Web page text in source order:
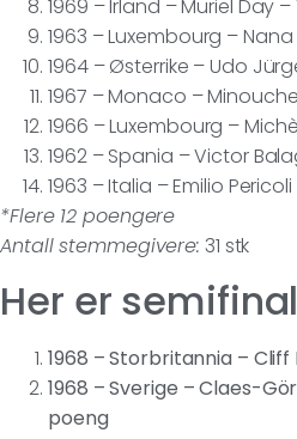
1969 – Irland – Muriel Day
1963 – Luxembourg –
1964 – Østerrike – Udo
1967 – Monaco –
1966 – Luxembourg –
1962 – Spania – Victor
1963 – Italia – Emilio
*Flere 12 poengere
Antall stemmegivere: 31 stk
Her er
1968 – Storbritannia –
1968 – Sverige – Claes-
poeng